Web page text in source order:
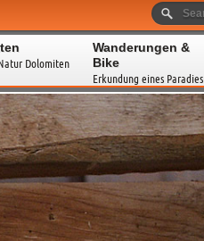
Dolomiten
Wanderungen &
Bike
Erkundung eines Paradies